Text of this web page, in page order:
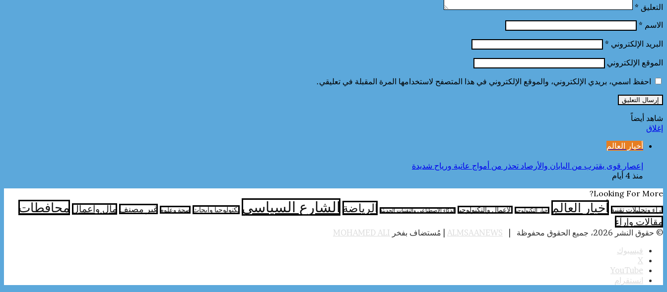
التعليق *
الاسم *
البريد الإلكتروني *
الموقع الإلكتروني
احفظ اسمي، بريدي الإلكتروني، والموقع الإلكتروني في هذا المتصفح لاستخدامها المرة المقبلة في تعليقي.
شاهد أيضاً
إغلاق
أخبار العالم
إعصار قوى يقترب من اليابان والأرصاد تحذر من أمواج عاتية ورياح شديدة
منذ 4 أيام
Looking For More?
آراء وتحليلات تقنية أخبار العالم اخبار التكنولوجيا الأعمال والتكنولوجيا الذكاء الاصطناعي والتقنيات الحديثة الرياضة الشارع السياسي تكنولوجيا وابحاث صحة وعلوم غير مصنف مال واعمال محافطات
مقالات وارآء
© حقوق النشر 2026، جميع الحقوق محفوظة | ALMSAANEWS | مُستضاف بفخر MOHAMED ALI
فيسبوك
‫X
‫YouTube
انستقرام